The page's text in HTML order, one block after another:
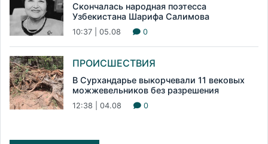
Скончалась народная поэтесса
Узбекистана Шарифа Салимова
10:37 | 05.08 0
ПРОИСШЕСТВИЯ
В Сурхандарье выкорчевали 11 вековых
можжевельников без разрешения
12:38 | 04.08 0